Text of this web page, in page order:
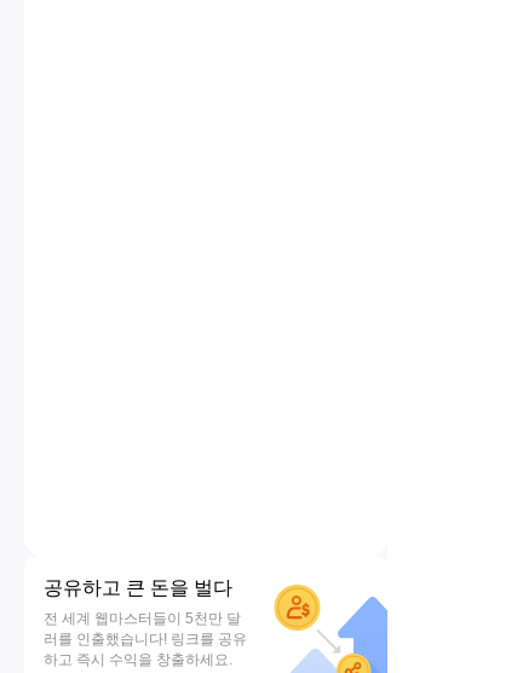
공유하고 큰 돈을 벌다
전 세계 웹마스터들이 5천만 달
러를 인출했습니다! 링크를 공유
하고 즉시 수익을 창출하세요.